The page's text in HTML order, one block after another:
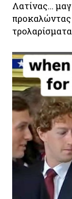
Λατίνας...
προκαλώντας